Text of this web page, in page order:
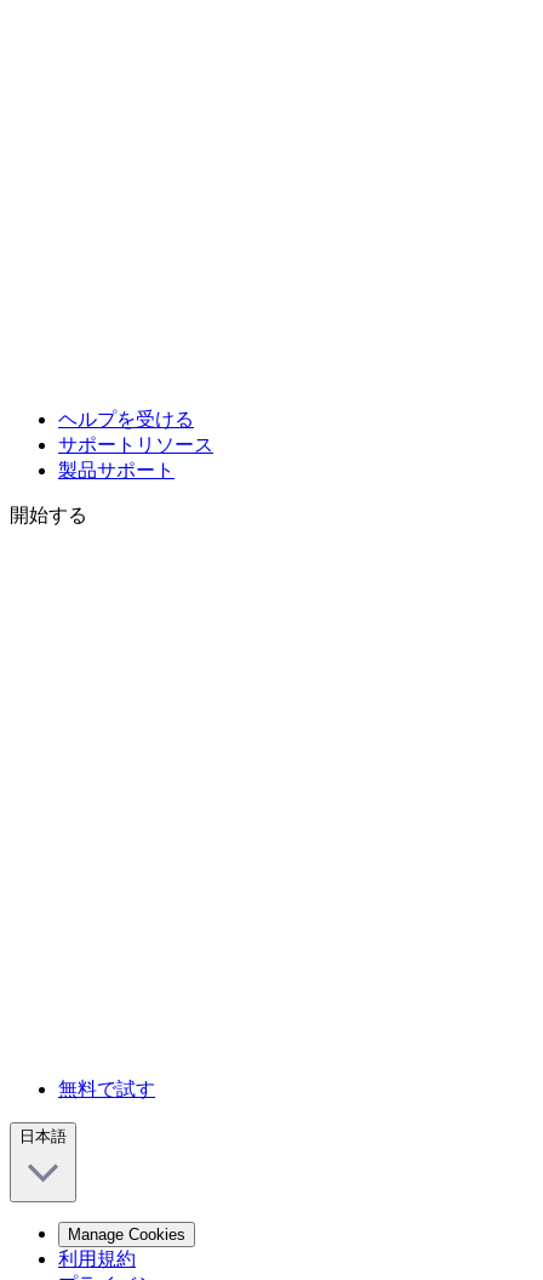
ヘルプを受ける
サポートリソース
製品サポート
開始する
無料で試す
日本語
Manage Cookies
利用規約